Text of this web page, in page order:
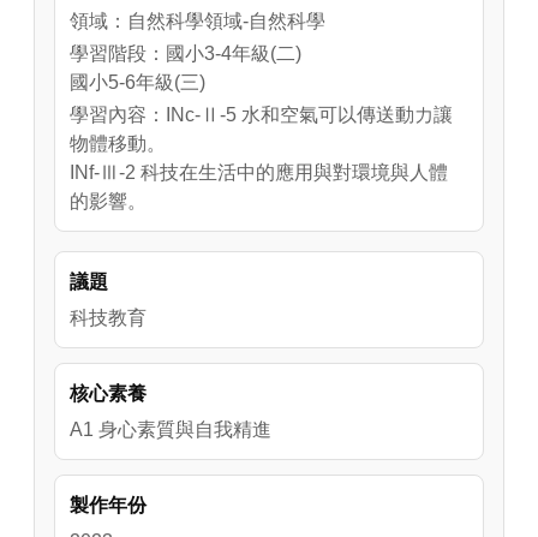
趕快跟著伯源哥哥的腳步去一探究竟吧！
【本單元配合教材】
翰林六下 2 簡單機械、康軒六下 1 簡單機械、
南一六下 1 奇妙的施力工具
領域：自然科學領域-自然科學
學習階段：國小3-4年級(二)
國小5-6年級(三)
學習內容：INc-Ⅱ-5 水和空氣可以傳送動力讓
物體移動。
INf-Ⅲ-2 科技在生活中的應用與對環境與人體
的影響。
議題
科技教育
核心素養
A1 身心素質與自我精進
製作年份